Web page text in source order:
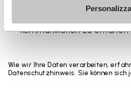
Personalizza
gelesen und stimme der
Kommunikation zu erhalten
Wie wir Ihre Daten verarbeiten,
Datenschutzhinweis. Sie können